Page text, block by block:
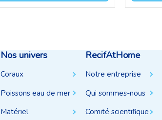
Nos univers
Coraux
Poissons eau de mer
Matériel
RecifAtHome
Notre entreprise
Qui sommes-nous
Comité scientifique